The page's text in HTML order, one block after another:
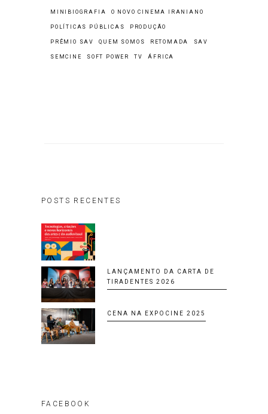
MINIBIOGRAFIA O NOVO CINEMA IRANIANO
POLÍTICAS PÚBLICAS PRODUÇÃO
PRÊMIO SAV QUEM SOMOS RETOMADA SAV
SEMCINE SOFT POWER TV ÁFRICA
POSTS RECENTES
LANÇAMENTO DA CARTA DE
TIRADENTES 2026
CENA NA EXPOCINE 2025
FACEBOOK